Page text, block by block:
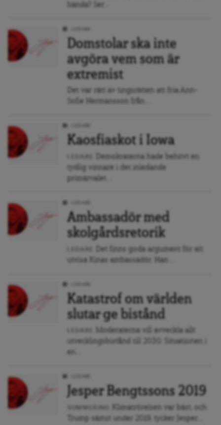
hända? Ser...
Domstolar ska inte
avgöra vem som är
extremist
Det var rätt av tingsrätten att fria Ann-
Sofie Hermansson från...
Kaosfiaskot i Iowa
Demokraterna hade behövt en
tydlig vinnare i det inledande
primärvalet...
Ambassadör med
skolgårdsretorik
Det finns goda argument för att
utvisa Kinas ambassadör. Han...
Katastrof om världen
slutar ge bistånd
Moderaterna vill avveckla allt
utvecklingsbistånd till 2030. Situationen i
en...
Jesper Bengtssons 2019
Klimatrörelsen var bäst, och
Trump sämst under 2019, tycker Jesper...